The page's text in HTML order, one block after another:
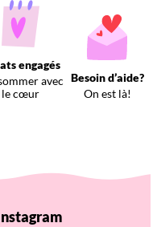
engagés
avec
le cœur
Besoin d’aide?
On est là!